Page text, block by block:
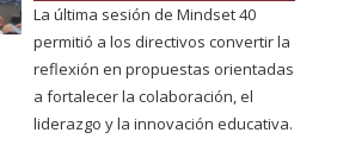
La última sesión de Mindset 40
permitió a los directivos convertir la
reflexión en propuestas orientadas
a fortalecer la colaboración, el
liderazgo y la innovación educativa.